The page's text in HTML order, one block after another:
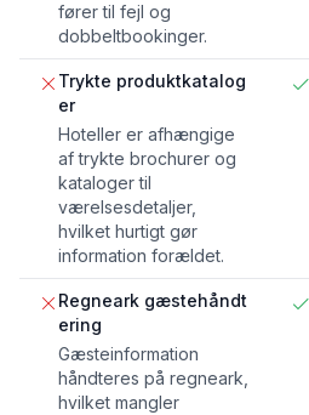
fører til fejl og
dobbeltbookinger.
Trykte produktkatalog
er
Hoteller er afhængige
af trykte brochurer og
kataloger til
værelsesdetaljer,
hvilket hurtigt gør
information forældet.
Regneark gæstehåndt
ering
Gæsteinformation
håndteres på regneark,
hvilket mangler